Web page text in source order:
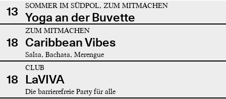
13 SOMMER IM SÜDPOL, ZUM MITMACHEN
Yoga an der Buvette
18
ZUM MITMACHEN
Caribbean Vibes
Salsa, Bachata, Merengue
18
CLUB
LaVIVA
Die barrierefreie Party für alle